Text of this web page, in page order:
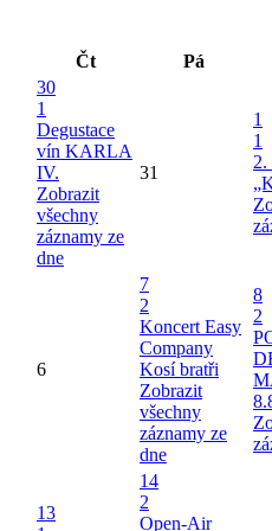
Čt Pá
30
1
Degustace
vín KARLA
IV.
Zobrazit
všechny
záznamy ze
dne
31
1
1
2.
6
7
2
Koncert Easy
Company
Kosí bratři
Zobrazit
všechny
záznamy ze
dne
8
2
13
14
2
Open-Air